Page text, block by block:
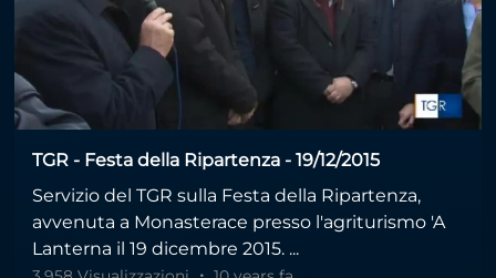
TGR - Festa della Ripartenza - 19/12/2015
Servizio del TGR sulla Festa della Ripartenza,
avvenuta a Monasterace presso l'agriturismo 'A
Lanterna il 19 dicembre 2015. ...